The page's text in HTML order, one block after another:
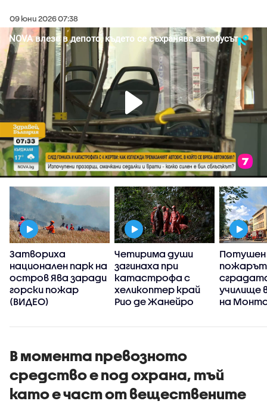
09 юни 2026 07:38
Затвориха
национален парк на
остров Ява заради
горски пожар
(ВИДЕО)
Четирима души
загинаха при
катастрофа с
хеликоптер край
Рио де Жанейро
Потушен
пожарът
училище
на
В момента превозното
средство е под охрана, тъй
като е част от веществените